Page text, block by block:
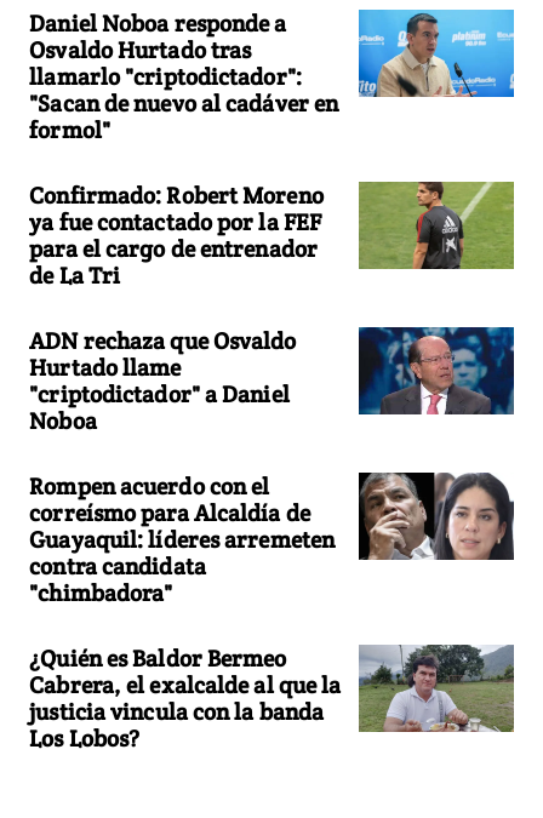
Daniel Noboa responde a
Osvaldo Hurtado tras
llamarlo "criptodictador":
"Sacan de nuevo al cadáver en
formol"
Confirmado: Robert Moreno
ya fue contactado por la FEF
para el cargo de entrenador
de La Tri
ADN rechaza que Osvaldo
Hurtado llame
"criptodictador" a Daniel
Noboa
Rompen acuerdo con el
correísmo para Alcaldía de
Guayaquil: líderes arremeten
contra candidata
"chimbadora"
¿Quién es Baldor Bermeo
Cabrera, el exalcalde al que la
justicia vincula con la banda
Los Lobos?